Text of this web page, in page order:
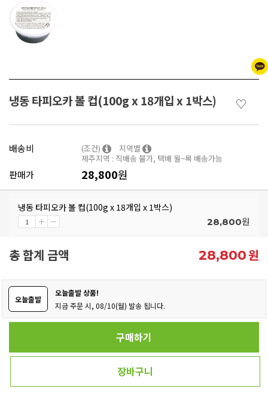
냉동 타피오카 볼 컵(100g x 18개입 x 1박스) ♡
배송비 (조건)
지역별
제주지역 : 직배송 불가, 택배 월~목 배송가능
판매가 28,800원
냉동 타피오카 볼 컵(100g x 18개입 x 1박스)
28,800원
총 합계 금액 28,800원
오늘출발
오늘출발 상품!
지금 주문 시, 08/10(월) 발송 됩니다.
구매하기
장바구니